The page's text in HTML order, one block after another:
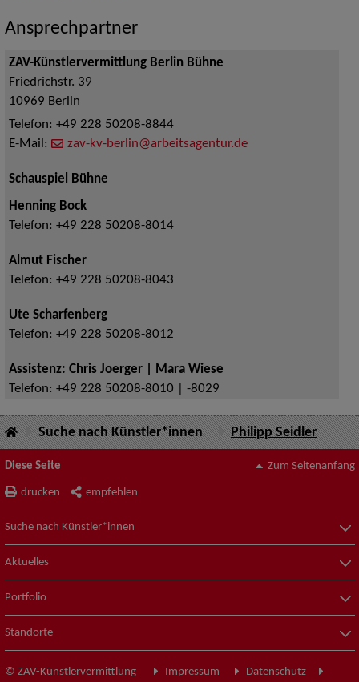
Ansprechpartner
ZAV-Künstlervermittlung Berlin Bühne
Friedrichstr. 39
10969 Berlin
Telefon: +49 228 50208-8844
E-Mail:
zav-kv-berlin@arbeitsagentur.de
Schauspiel Bühne
Henning Bock
Telefon: +49 228 50208-8014
Almut Fischer
Telefon: +49 228 50208-8043
Ute Scharfenberg
Telefon: +49 228 50208-8012
Assistenz: Chris Joerger | Mara Wiese
Telefon: +49 228 50208-8010 | -8029
Suche nach Künstler*innen Philipp Seidler
Diese Seite
drucken empfehlen
Zum Seitenanfang
Suche nach Künstler*innen
Aktuelles
Portfolio
Standorte
© ZAV-Künstlervermittlung Impressum Datenschutz